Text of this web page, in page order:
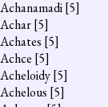
Achanamadi[5]
Achar[5]
Achates [5]
Achce [5]
Acheloidy[5]
Achelous [5]